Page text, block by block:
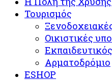
Τουρισμός
Oικιστικές
Αρματοδρόμιο
ESHOP